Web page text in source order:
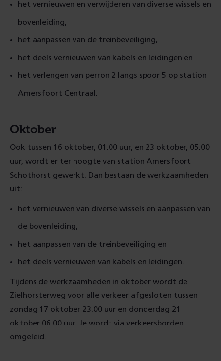
het vernieuwen en verwijderen van diverse wissels en
bovenleiding,
het aanpassen van de treinbeveiliging,
het deels vernieuwen van kabels en leidingen en
het verlengen van perron 2 langs spoor 5 op station
Amersfoort Centraal.
Oktober
Ook tussen 16 oktober, 01.00 uur, en 23 oktober, 05.00
uur, wordt er ter hoogte van station Amersfoort
Schothorst gewerkt. Dan bestaan de werkzaamheden
uit:
het vernieuwen van diverse wissels en aanpassen van
de bovenleiding,
het aanpassen van de treinbeveiliging en
het deels vernieuwen van kabels en leidingen.
Tijdens de werkzaamheden in oktober wordt de
Zielhorsterweg voor alle verkeer afgesloten tussen
zondag 17 oktober 23.00 uur en donderdag 21
oktober 06.00 uur. Je wordt via verkeersborden
omgeleid.